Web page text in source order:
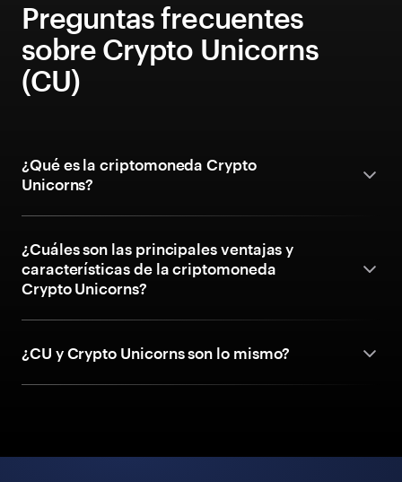
Preguntas frecuentes
sobre Crypto Unicorns
(CU)
¿Qué es la criptomoneda Crypto
Unicorns?
¿Cuáles son las principales ventajas y
características de la criptomoneda
Crypto Unicorns?
¿CU y Crypto Unicorns son lo mismo?